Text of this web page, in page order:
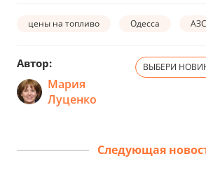
цены на топливо Одесса АЗС
Автор:
Мария
Луценко
ВЫБЕРИ
Следующая